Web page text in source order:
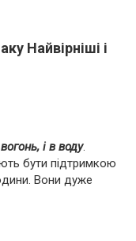
Найвірніші і
і в воду.
бути підтримкою
Вони дуже